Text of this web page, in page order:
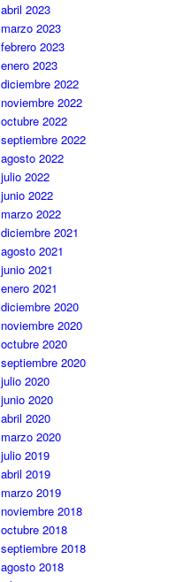
abril 2023
marzo 2023
febrero 2023
enero 2023
diciembre 2022
noviembre 2022
octubre 2022
septiembre 2022
agosto 2022
julio 2022
junio 2022
marzo 2022
diciembre 2021
agosto 2021
junio 2021
enero 2021
diciembre 2020
noviembre 2020
octubre 2020
septiembre 2020
julio 2020
junio 2020
abril 2020
marzo 2020
julio 2019
abril 2019
marzo 2019
noviembre 2018
octubre 2018
septiembre 2018
agosto 2018